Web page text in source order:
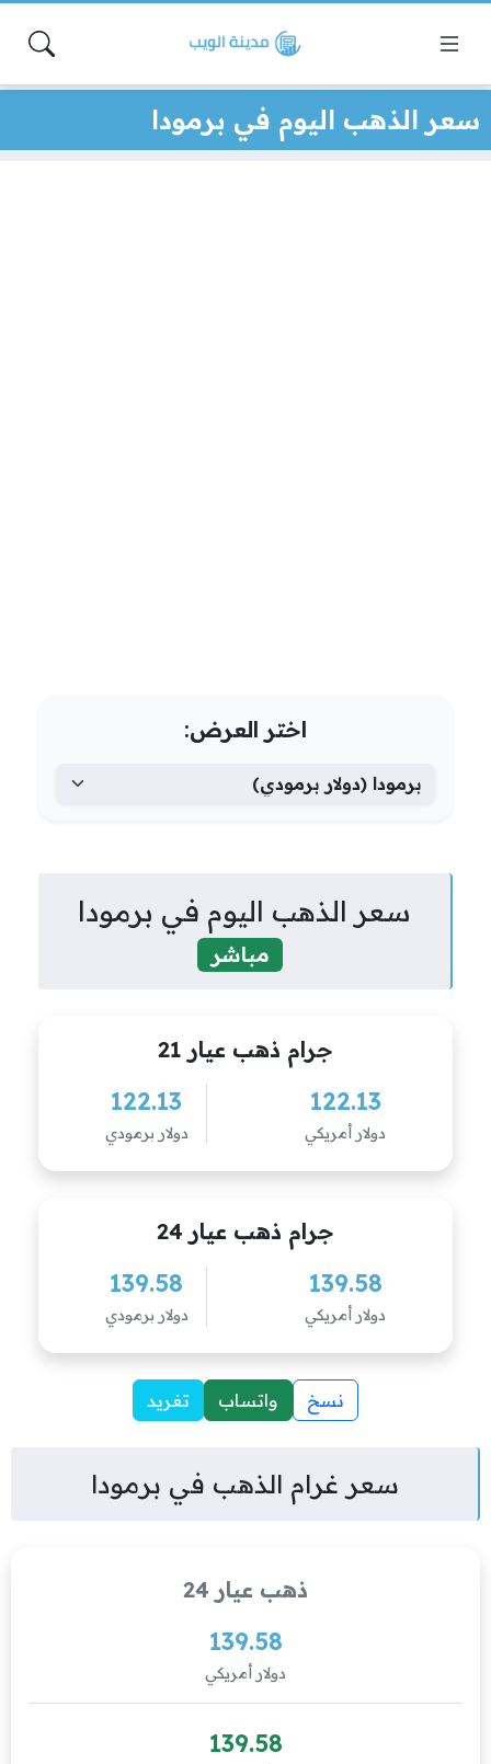
سعر الذهب اليوم في برمودا
اختر العرض:
سعر الذهب اليوم في برمودا
مباشر
جرام ذهب عيار 21
122.13
دولار أمريكي
122.13
دولار برمودي
جرام ذهب عيار 24
139.58
دولار أمريكي
139.58
دولار برمودي
نسخ واتساب تغريد
سعر غرام الذهب في برمودا
ذهب عيار 24
139.58
دولار أمريكي
139.58